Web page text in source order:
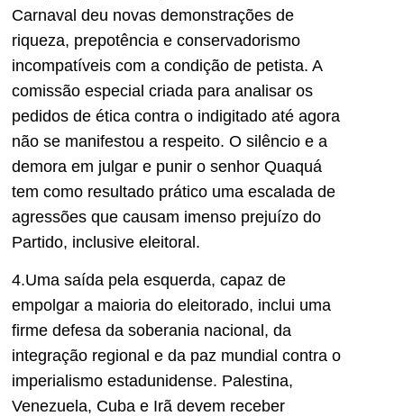
Carnaval deu novas demonstrações de
riqueza, prepotência e conservadorismo
incompatíveis com a condição de petista. A
comissão especial criada para analisar os
pedidos de ética contra o indigitado até agora
não se manifestou a respeito. O silêncio e a
demora em julgar e punir o senhor Quaquá
tem como resultado prático uma escalada de
agressões que causam imenso prejuízo do
Partido, inclusive eleitoral.
4.Uma saída pela esquerda, capaz de
empolgar a maioria do eleitorado, inclui uma
firme defesa da soberania nacional, da
integração regional e da paz mundial contra o
imperialismo estadunidense. Palestina,
Venezuela, Cuba e Irã devem receber